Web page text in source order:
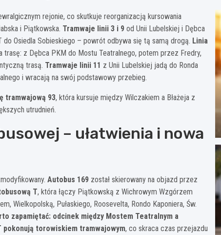
rejonie, co skutkuje reorganizacją kursowania
i Piątkowska. Tramwaje linii 3 i 9 od Unii Lubelskiej i Dębca
Osiedla Sobieskiego – powrót odbywa się tą samą drogą. Linia
trasę: z Dębca PKM do Mostu Teatralnego, potem przez Fredry,
trasą. Tramwaje linii 11 z Unii Lubelskiej jadą do Ronda
i wracają na swój podstawowy przebieg.
tramwajową 93, która kursuje między Wilczakiem a Błażeja z
utrudnień.
– ułatwienia i nowa
Autobus 169 został skierowany na objazd przez
T, która łączy Piątkowską z Wichrowym Wzgórzem
Wielkopolską, Pułaskiego, Roosevelta, Rondo Kaponiera, Św.
zapamiętać: odcinek między Mostem Teatralnym a
pokonują torowiskiem tramwajowym, co skraca czas przejazdu